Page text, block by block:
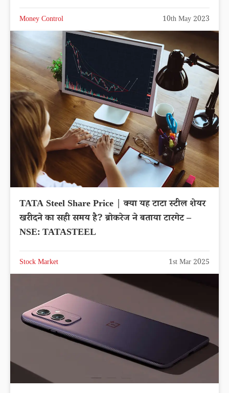
Money Control 10th May 2023
TATA Steel Share Price | क्या यह टाटा स्टील शेयर
खरीदने का सही समय है? ब्रोकरेज ने बताया टारगेट –
NSE: TATASTEEL
Stock Market 1st Mar 2025